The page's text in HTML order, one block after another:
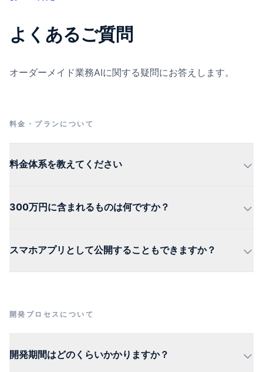
よくあるご質問
オーダーメイド業務AIに関する疑問にお答えします。
料金・プランについて
料金体系を教えてください
300万円に含まれるものは何ですか？
スマホアプリとして公開することもできますか？
開発プロセスについて
開発期間はどのくらいかかりますか？